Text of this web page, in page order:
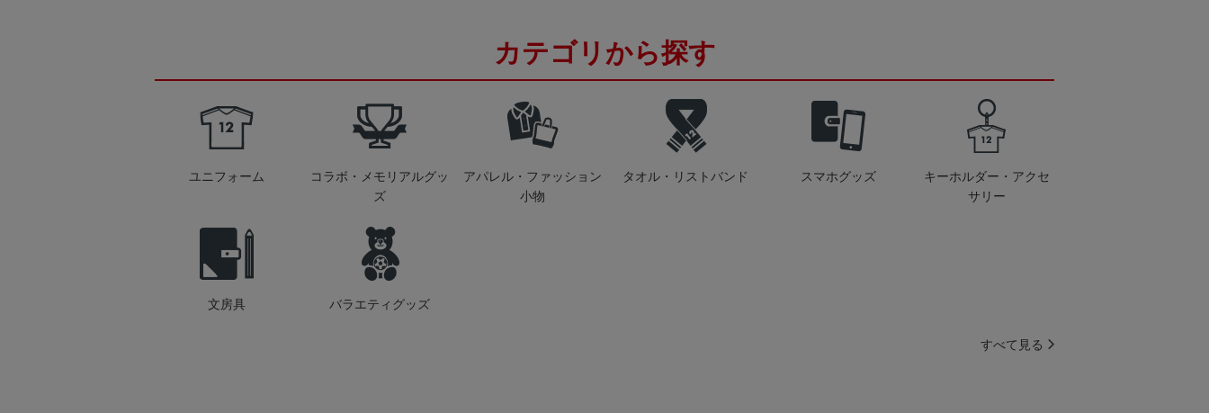
カテゴリから探す
ユニフォーム
コラボ・メモリアルグッ
ズ
アパレル・ファッション
小物
タオル・リストバンド スマホグッズ
キーホルダー・アクセ
サリー
文房具 バラエティグッズ
すべて見る